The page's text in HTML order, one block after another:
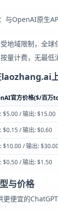
：与OpenAI原生
地域限制，全球
量计费，无最低
laozhang.ai
官方价格($/百万
$5.00 / 输出: $15.00
$0.15 / 输出: $0.60
$10.00 / 输出:
$0.50 / 输出: $1.50
与价格
便宜的